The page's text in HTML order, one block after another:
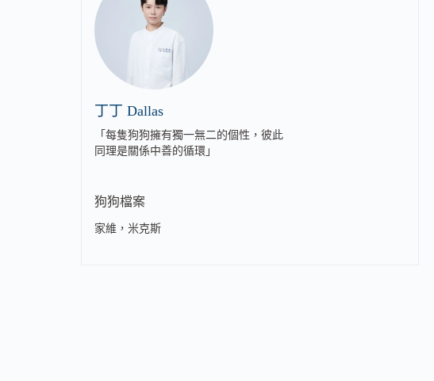
丁丁 Dallas
「每隻狗狗擁有獨一無二的個性，彼此
同理是關係中善的循環」
狗狗檔案
家維，米克斯